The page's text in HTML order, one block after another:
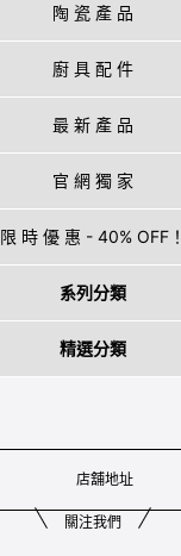
陶 瓷 產 品
廚 具 配 件
最 新 產 品
官 網 獨 家
限 時 優 惠 - 40% OFF！
系列分類
精選分類
店舖地址
關注我們